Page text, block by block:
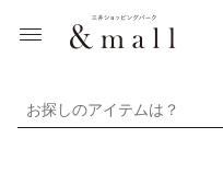
お探しのアイテムは？